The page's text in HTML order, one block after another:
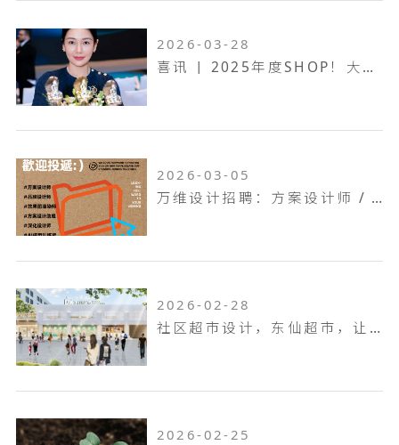
2026-03-28
喜讯 | 2025年度SHOP！大奖赛，万维设计斩获一金两银！
2026-03-05
万维设计招聘：方案设计师 / 方案设计助理...
2026-02-28
社区超市设计，东仙超市，让生活回归本真！
2026-02-25